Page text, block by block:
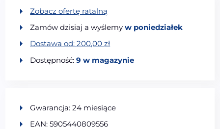
Zobacz ofertę ratalną
Zamów dzisiaj a wyślemyw poniedziałek
Dostawa od:200,00zł
Dostępność:9 w magazynie
Gwarancja: 24 miesiące
EAN: 5905440809556